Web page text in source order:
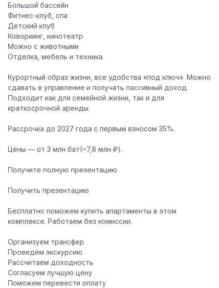
️Большой бассейн
️Фитнес-клуб, спа
️Детский клуб
️Коворкинг, кинотеатр
️Можно с животными
️Отделка, мебель и техника
Курортный образ жизни, все удобства «под ключ». Можно
сдавать в управление и получать пассивный доход.
Подходит как для семейной жизни, так и для
краткосрочной аренды.
Рассрочка до 2027 года с первым взносом 35%.
Цены — от 3 млн бат(~7,8 млн ₽).
Получите полную презентацию
Получить презентацию
Бесплатно поможем купить апартаменты в этом
комплексе. Работаем без комиссии.
Организуем трансфер
Проведём экскурсию
Рассчитаем доходность
Согласуем лучшую цену
Поможем перевести оплату